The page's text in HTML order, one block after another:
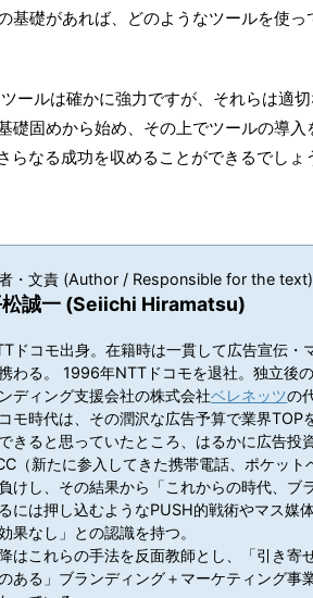
基礎があれば、どのようなツールを使っ
ールは確かに強力ですが、それらは適
固めから始め、その上でツールの導入
なる成功を収めることができるでしょ
・文責 (Author / Responsible for the text)
誠一 (Seiichi Hiramatsu)
ドコモ出身。在籍時は一貫して広告宣伝・
わる。 1996年NTTドコモを退社。独立後
ディング支援会社の株式会社ベレネッツの
モ時代は、その潤沢な広告予算で業界TOP
きると思っていたところ、はるかに広告投
（新たに参入してきた携帯電話、ポケット
けし、その結果から「これからの時代、ブ
には押し込むようなPUSH的戦術やマス媒
果なし」との認識を持つ。
はこれらの手法を反面教師とし、「引き寄
ある」ブランディング＋マーケティング事